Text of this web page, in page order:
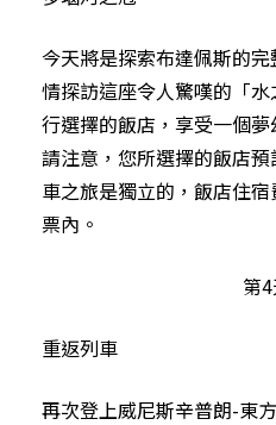
今天將是探索布達佩斯的
情探訪這座令人驚嘆的「
行選擇的飯店，享受一個夢
請注意，您所選擇的飯店
車之旅是獨立的，飯店住
票內。
第
重返列車
再次登上威尼斯辛普朗-東